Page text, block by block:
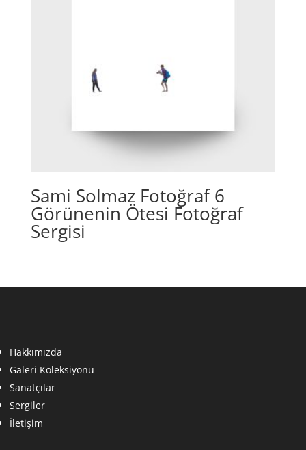
Sami Solmaz Fotoğraf 6
Görünenin Ötesi Fotoğraf
Sergisi
Hakkımızda
Galeri Koleksiyonu
Sanatçılar
Sergiler
İletişim